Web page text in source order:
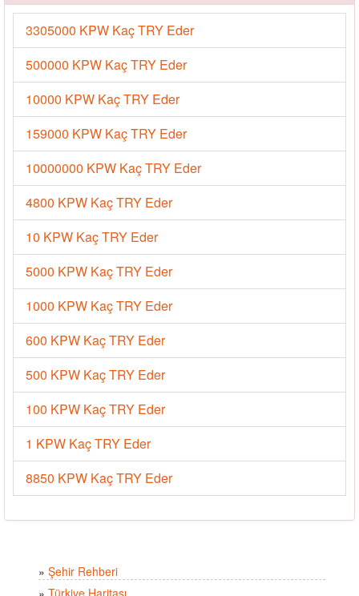
3305000 KPW Kaç TRY Eder
500000 KPW Kaç TRY Eder
10000 KPW Kaç TRY Eder
159000 KPW Kaç TRY Eder
10000000 KPW Kaç TRY Eder
4800 KPW Kaç TRY Eder
10 KPW Kaç TRY Eder
5000 KPW Kaç TRY Eder
1000 KPW Kaç TRY Eder
600 KPW Kaç TRY Eder
500 KPW Kaç TRY Eder
100 KPW Kaç TRY Eder
1 KPW Kaç TRY Eder
8850 KPW Kaç TRY Eder
» Şehir Rehberi
» Türkiye Haritası